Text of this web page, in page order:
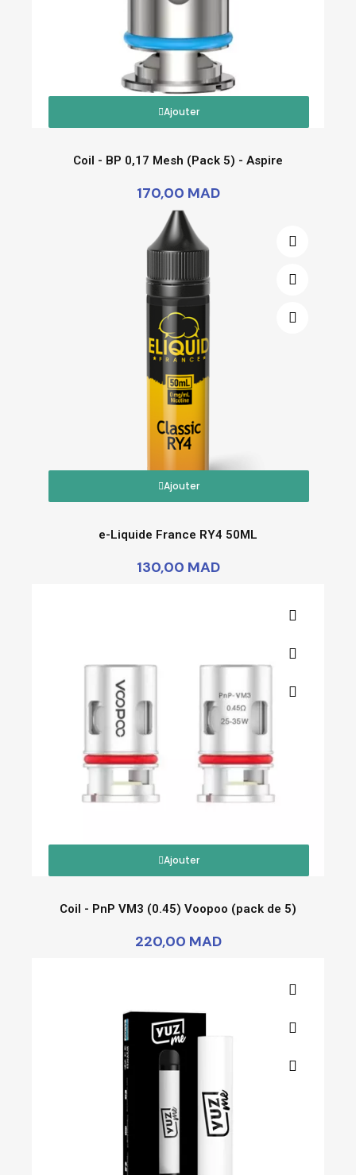
Ajouter
Coil - BP 0,17 Mesh (Pack 5) - Aspire
170,00 MAD
Ajouter
e-Liquide France RY4 50ML
130,00 MAD
Ajouter
Coil - PnP VM3 (0.45) Voopoo (pack de 5)
220,00 MAD